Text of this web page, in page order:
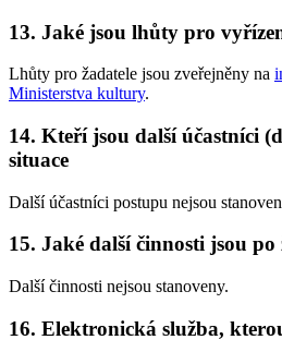
13. Jaké jsou lhůty pro
Lhůty pro žadatele jsou zveřejněny na
Ministerstva kultury.
14. Kteří jsou další účastníci
situace
Další účastníci postupu nejsou
15. Jaké další činnosti jsou
Další činnosti nejsou stanoveny.
16. Elektronická služba,